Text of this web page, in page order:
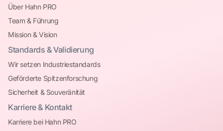
Über Hahn PRO
Team & Führung
Mission & Vision
Standards & Validierung
Wir setzen Industriestandards
Geförderte Spitzenforschung
Sicherheit & Souveränität
Karriere & Kontakt
Karriere bei Hahn PRO